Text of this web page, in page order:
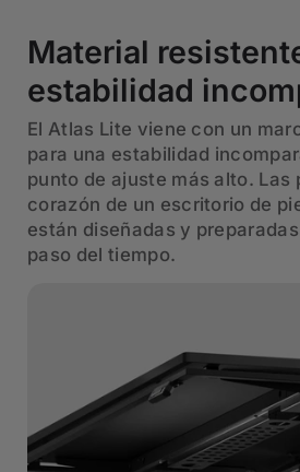
Material
estabilidad
El Atlas Lite viene con un
para una estabilidad
punto de ajuste más alto. Las
corazón de un escritorio de
están diseñadas y
paso del tiempo.